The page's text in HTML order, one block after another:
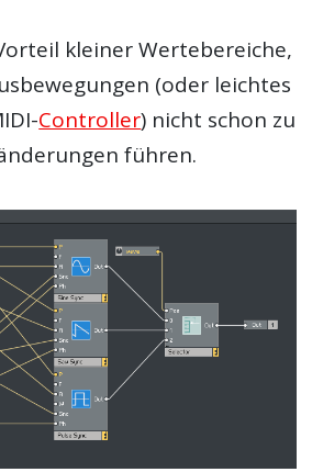
kleiner Wertebereiche,
(oder leichtes
Controller) nicht schon zu
führen.